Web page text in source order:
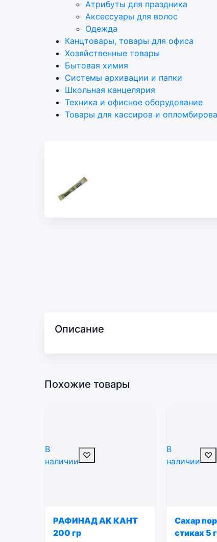
Атрибуты для праздника
Аксеcсуары для волос
Одежда
Канцтовары, товары для офиса
Хозяйственные товары
Бытовая химия
Системы архивации и папки
Школьная канцелярия
Техника и офисное оборудование
Товары для кассиров и
Описание
Похожие товары
В
наличии
♡
РАФИНАД АК КАНТ
200 гр
В
наличии
♡
Сахар
стиках 5